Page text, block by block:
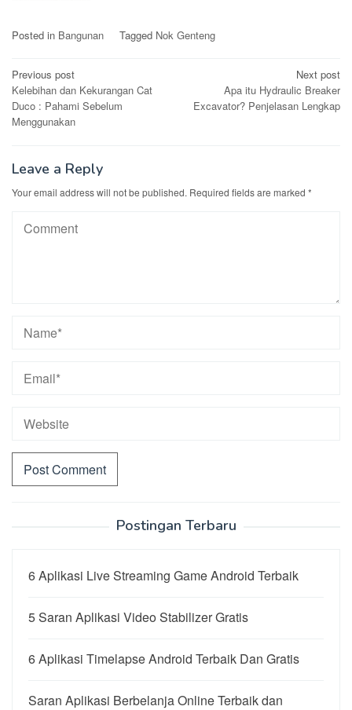
Posted in Bangunan Tagged Nok Genteng
Post
navigation
Previous post
Kelebihan dan Kekurangan Cat
Duco : Pahami Sebelum
Menggunakan
Next post
Apa itu Hydraulic Breaker
Excavator? Penjelasan Lengkap
Leave a Reply
Your email address will not be published. Required fields are marked *
Postingan Terbaru
6 Aplikasi Live Streaming Game Android Terbaik
5 Saran Aplikasi Video Stabilizer Gratis
6 Aplikasi Timelapse Android Terbaik Dan Gratis
Saran Aplikasi Berbelanja Online Terbaik dan